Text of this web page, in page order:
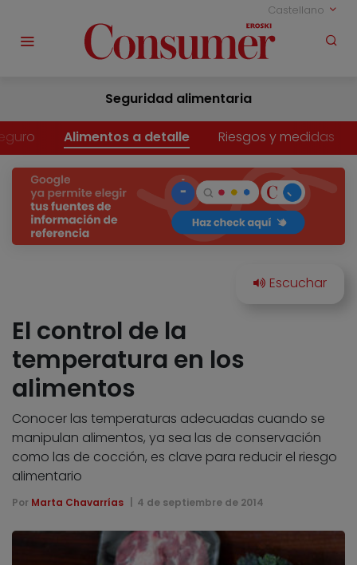
Castellano
Seguridad alimentaria
Alimentos a detalle Riesgos y medidas
El control de la
temperatura en los
alimentos
Conocer las temperaturas adecuadas cuando se
manipulan alimentos, ya sea las de conservación
como las de cocción, es clave para reducir el riesgo
alimentario
Por Marta Chavarrías 4 de septiembre de 2014